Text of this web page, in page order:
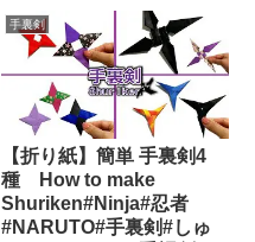
手裏剣
【折り紙】簡単 手裏剣4
種 How to make
Shuriken#Ninja#忍者
#NARUTO#手裏剣#しゅ